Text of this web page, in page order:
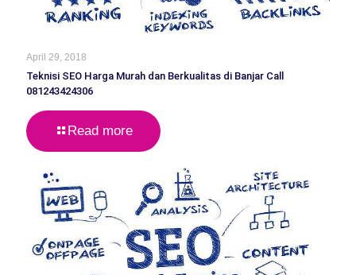
April 29, 2018
Teknisi SEO Harga Murah dan Berkualitas di Banjar Call
081243424306
Read more